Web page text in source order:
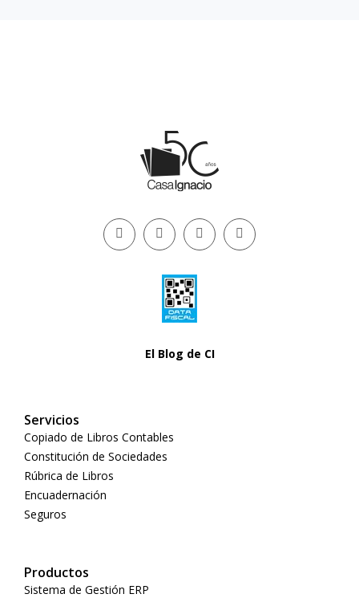
El Blog de CI
Servicios
Copiado de Libros Contables
Constitución de Sociedades
Rúbrica de Libros
Encuadernación
Seguros
Productos
Sistema de Gestión ERP